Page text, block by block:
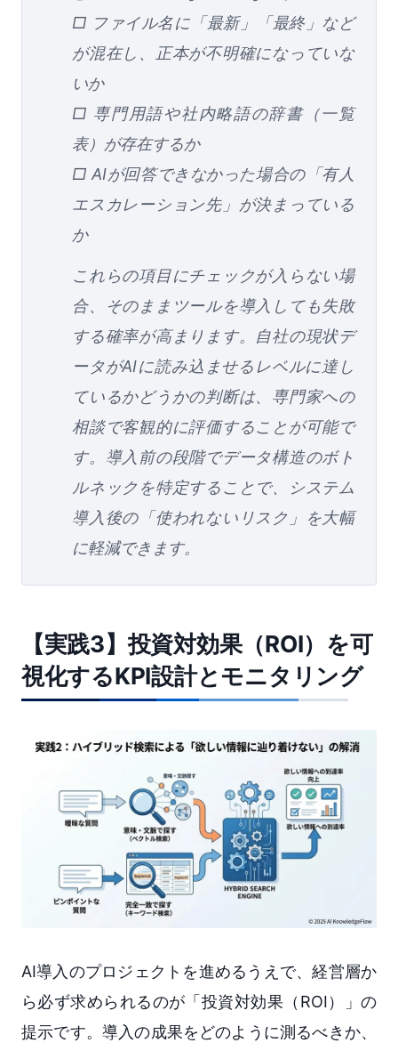
□ ファイル名に「最新」「最終」など
が混在し、正本が不明確になっていな
いか
□ 専門用語や社内略語の辞書（一覧
表）が存在するか
□ AIが回答できなかった場合の「有人
エスカレーション先」が決まっている
か
これらの項目にチェックが入らない場
合、そのままツールを導入しても失敗
する確率が高まります。自社の現状デ
ータがAIに読み込ませるレベルに達し
ているかどうかの判断は、専門家への
相談で客観的に評価することが可能で
す。導入前の段階でデータ構造のボト
ルネックを特定することで、システム
導入後の「使われないリスク」を大幅
に軽減できます。
【実践3】投資対効果（ROI）を可
視化するKPI設計とモニタリング
AI導入のプロジェクトを進めるうえで、経営層か
ら必ず求められるのが「投資対効果（ROI）」の
提示です。導入の成果をどのように測るべきか、